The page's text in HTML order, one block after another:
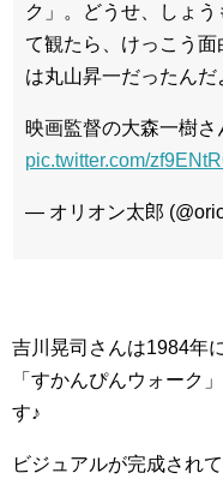
ク」。どうせ、しょ
て観たら、けっこう
は丸山昇一だったんだ
映画監督の大森一樹さ
pic.twitter.com/
— オリオン太郎
吉川晃司さんは1984年
「すかんぴんウォーク
す♪
ビジュアルが完成され